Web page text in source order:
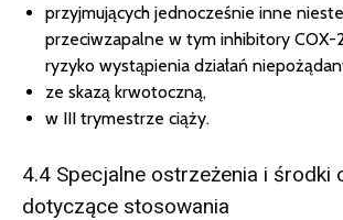
przyjmujących jednocześnie inne
przeciwzapalne w tym inhibitory COX-
ryzyko wystąpienia działań
ze skazą krwotoczną,
w III trymestrze ciąży.
4.4 Specjalne ostrzeżenia i środki
dotyczące stosowania